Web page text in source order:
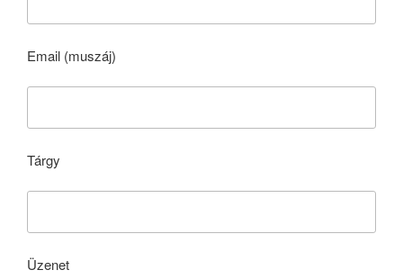
Email (muszáj)
Tárgy
Üzenet